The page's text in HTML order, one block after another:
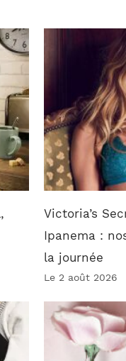
Victoria’s
Ipanema :
la journée
Le 2 août 2026